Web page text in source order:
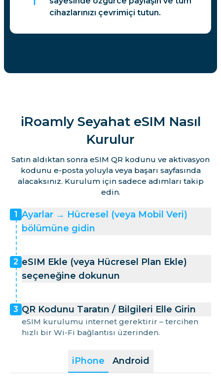
cihazlarınızı çevrimiçi tutun.
iRoamly Seyahat eSIM Nasıl
Kurulur
Satın aldıktan sonra eSIM QR kodunu ve aktivasyon
kodunu e-posta yoluyla veya başarı sayfasında
alacaksınız. Kurulum için sadece adımları takip
edin.
iPhone Android
1
Ayarlar → Hücresel (veya Mobil Veri)
bölümüne gidin
2 eSIM Ekle (veya Hücresel Plan Ekle)
seçeneğine dokunun
3 QR Kodunu Taratın / Bilgileri Elle Girin
eSIM kurulumu internet gerektirir – tercihen
hızlı bir Wi-Fi bağlantısı üzerinden.